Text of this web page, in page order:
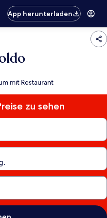
App herunterladen
mit Restaurant
zu sehen